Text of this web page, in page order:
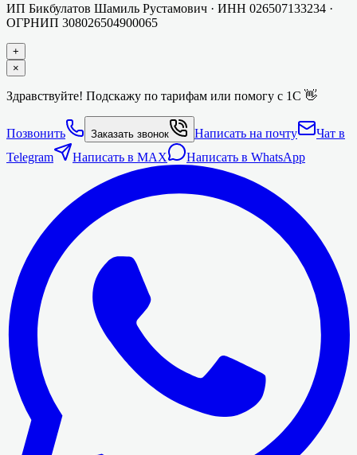
ИП Бикбулатов Шамиль Рустамович · ИНН 026507133234 ·
ОГРНИП 308026504900065
+
×
Здравствуйте! Подскажу по тарифам или помогу с 1С 👋
Позвонить Заказать звонок Написать на почту
Чат в
Telegram
Написать в MAX Написать в WhatsApp